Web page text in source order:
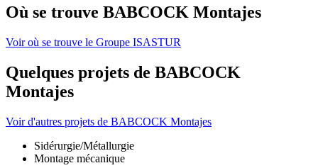
Où se trouve BABCOCK Montajes
Voir où se trouve le Groupe ISASTUR
Quelques projets de BABCOCK
Montajes
Voir d'autres projets de BABCOCK Montajes
Sidérurgie/Métallurgie
Montage mécanique